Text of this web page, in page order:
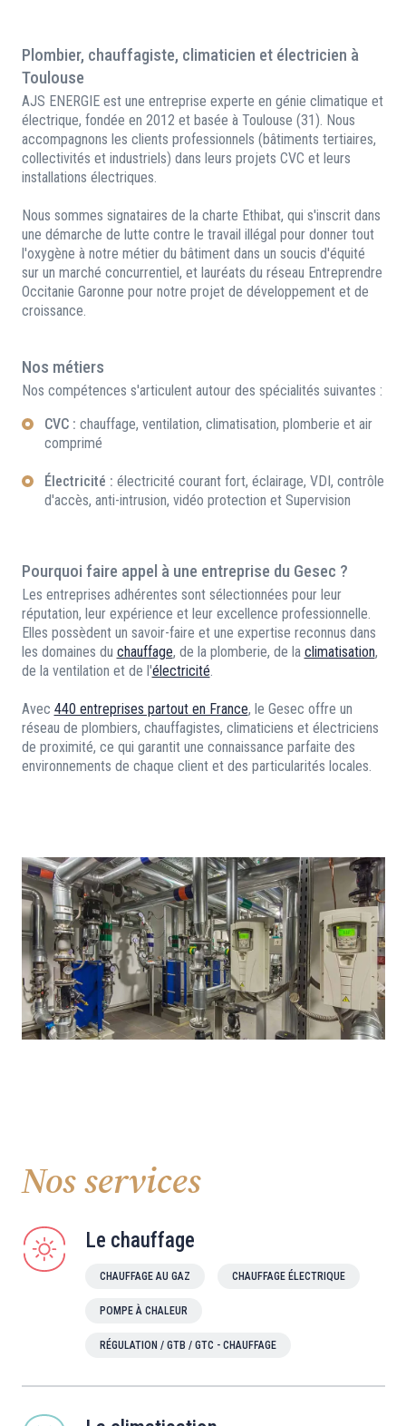
Plombier, chauffagiste, climaticien et électricien à
Toulouse
AJS ENERGIE est une entreprise experte en génie climatique et
électrique, fondée en 2012 et basée à Toulouse (31). Nous
accompagnons les clients professionnels (bâtiments tertiaires,
collectivités et industriels) dans leurs projets CVC et leurs
installations électriques.
Nous sommes signataires de la charte Ethibat, qui s'inscrit dans
une démarche de lutte contre le travail illégal pour donner tout
l'oxygène à notre métier du bâtiment dans un soucis d'équité
sur un marché concurrentiel, et lauréats du réseau Entreprendre
Occitanie Garonne pour notre projet de développement et de
croissance.
Nos métiers
Nos compétences s'articulent autour des spécialités suivantes :
CVC : chauffage, ventilation, climatisation, plomberie et air
comprimé
Électricité : électricité courant fort, éclairage, VDI, contrôle
d'accès, anti-intrusion, vidéo protection et Supervision
Pourquoi faire appel à une entreprise du Gesec ?
Les entreprises adhérentes sont sélectionnées pour leur
réputation, leur expérience et leur excellence professionnelle.
Elles possèdent un savoir-faire et une expertise reconnus dans
les domaines du chauffage, de la plomberie, de la climatisation,
de la ventilation et de l'électricité.
Avec 440 entreprises partout en France, le Gesec offre un
réseau de plombiers, chauffagistes, climaticiens et électriciens
de proximité, ce qui garantit une connaissance parfaite des
environnements de chaque client et des particularités locales.
Nos services
Le chauffage
CHAUFFAGE AU GAZ CHAUFFAGE ÉLECTRIQUE
POMPE À CHALEUR
RÉGULATION / GTB / GTC - CHAUFFAGE